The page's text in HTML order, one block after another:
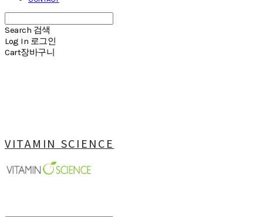
Search 검색
Log In 로그인
Cart장바구니
VITAMIN SCIENCE